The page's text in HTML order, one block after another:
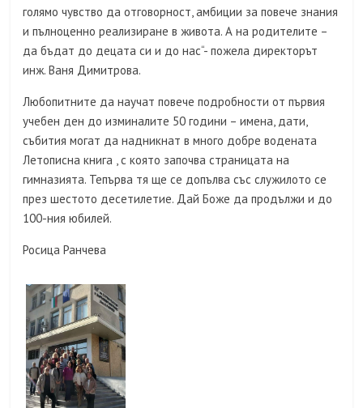
голямо чувство да отговорност, амбиции за повече знания
и пълноценно реализиране в живота. А на родителите –
да бъдат до децата си и до нас“- пожела директорът
инж. Ваня Димитрова.
Любопитните да научат повече подробности от първия
учебен ден до изминалите 50 години – имена, дати,
събития могат да надникнат в много добре водената
Летописна книга , с която започва страницата на
гимназията. Тепърва тя ще се допълва със служилото се
през шестото десетилетие. Дай Боже да продължи и до
100-ния юбилей.
Росица Ранчева